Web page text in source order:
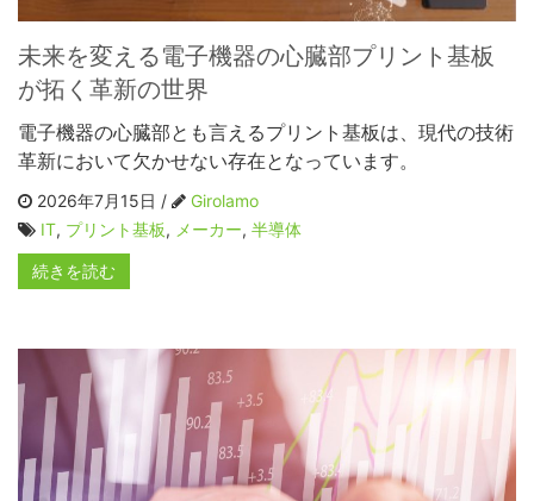
未来を変える電子機器の心臓部プリント基板
が拓く革新の世界
電子機器の心臓部とも言えるプリント基板は、現代の技術
革新において欠かせない存在となっています。
2026年7月15日 /
Girolamo
IT, プリント基板, メーカー, 半導体
続きを読む